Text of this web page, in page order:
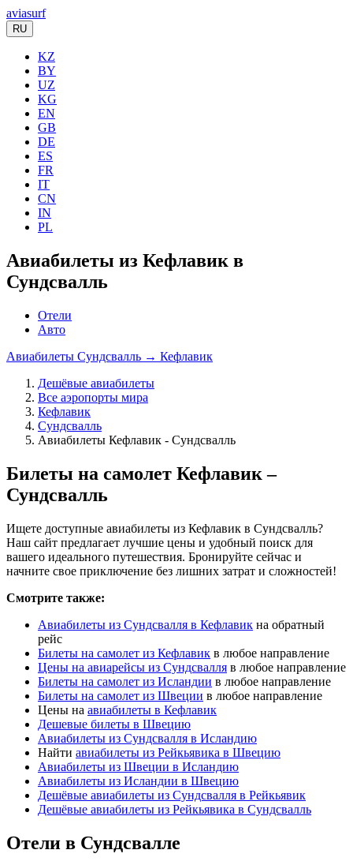
aviasurf
RU
KZ
BY
UZ
KG
EN
GB
DE
ES
FR
IT
CN
IN
PL
Авиабилеты из Кефлавик в
Сундсвалль
Отели
Авто
Авиабилеты Сундсвалль → Кефлавик
Дешёвые авиабилеты
Все аэропорты мира
Кефлавик
Сундсвалль
Авиабилеты Кефлавик - Сундсвалль
Билеты на самолет Кефлавик –
Сундсвалль
Ищете доступные авиабилеты из Кефлавик в Сундсвалль?
Наш сайт предлагает лучшие цены и удобный поиск для
вашего идеального путешествия. Бронируйте сейчас и
начните свое приключение без лишних затрат и сложностей!
Смотрите также:
Авиабилеты из Сундсвалля в Кефлавик на обратный
рейс
Билеты на самолет из Кефлавик в любое направление
Цены на авиарейсы из Сундсвалля в любое направление
Билеты на самолет из Исландии в любое направление
Билеты на самолет из Швеции в любое направление
Цены на авиабилеты в Кефлавик
Дешевые билеты в Швецию
Авиабилеты из Сундсвалля в Исландию
Найти авиабилеты из Рейкьявика в Швецию
Авиабилеты из Швеции в Исландию
Авиабилеты из Исландии в Швецию
Дешёвые авиабилеты из Сундсвалля в Рейкьявик
Дешёвые авиабилеты из Рейкьявика в Сундсвалль
Отели в Сундсвалле